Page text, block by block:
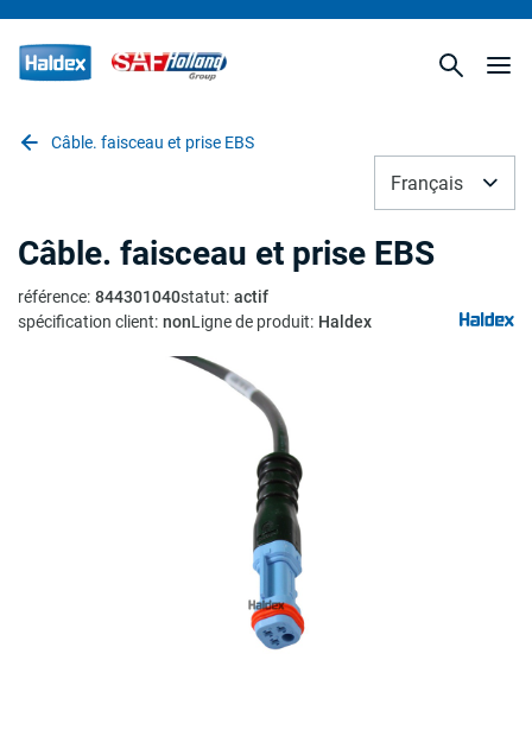
Câble. faisceau et prise EBS
Français
Câble. faisceau et prise EBS
référence: 844301040statut: actif
spécification client: nonLigne de produit: Haldex